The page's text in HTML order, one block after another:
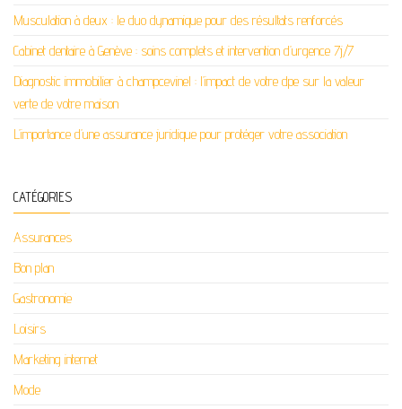
Musculation à deux : le duo dynamique pour des résultats renforcés
Cabinet dentaire à Genève : soins complets et intervention d’urgence 7j/7
Diagnostic immobilier à champcevinel : l’impact de votre dpe sur la valeur
verte de votre maison
L’importance d’une assurance juridique pour protéger votre association
CATÉGORIES
Assurances
Bon plan
Gastronomie
Loisirs
Marketing internet
Mode